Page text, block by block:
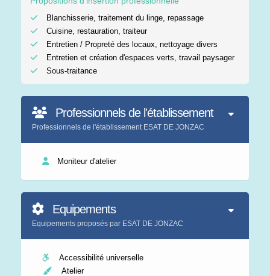
Blanchisserie, traitement du linge, repassage
Cuisine, restauration, traiteur
Entretien / Propreté des locaux, nettoyage divers
Entretien et création d'espaces verts, travail paysager
Sous-traitance
Professionnels de l'établissement
Professionnels de l'établissement ESAT DE JONZAC
Moniteur d'atelier
Equipements
Equipements proposés par ESAT DE JONZAC
Accessibilité universelle
Atelier